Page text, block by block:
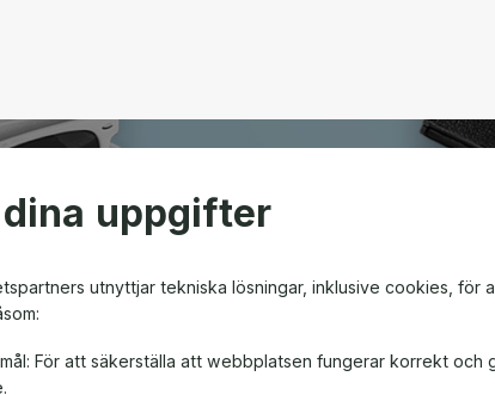
uppgifter
utnyttjar tekniska lösningar, inklusive cookies, för
För att säkerställa att webbplatsen fungerar korrekt och
ger friheten att välja
Oavsett om det är till